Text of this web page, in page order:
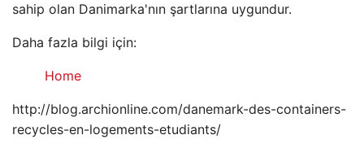
sahip olan Danimarka'nın şartlarına uygundur.
Daha fazla bilgi için:
Home
http://blog.archionline.com/danemark-des-containers-
recycles-en-logements-etudiants/